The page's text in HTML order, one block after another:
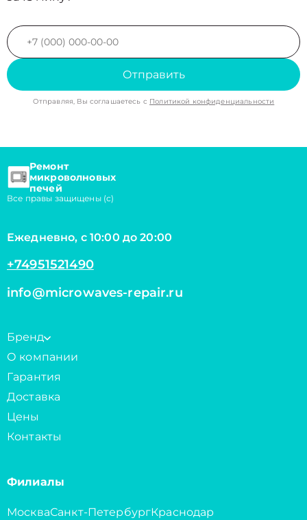
Отправить
Отправляя, Вы соглашаетесь с Политикой конфиденциальности
Ремонт
микроволновых
печей
Все правы защищены (с)
Ежедневно, с 10:00 до 20:00
+74951521490
info@microwaves-repair.ru
Бренд
О компании
Гарантия
Доставка
Цены
Контакты
Филиалы
МоскваСанкт-ПетербургКраснодар